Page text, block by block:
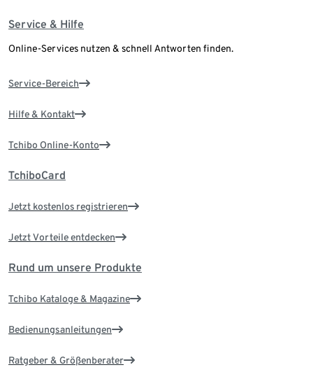
Service & Hilfe
Online-Services nutzen & schnell Antworten finden.
Service-Bereich
Hilfe & Kontakt
Tchibo Online-Konto
TchiboCard
Jetzt kostenlos registrieren
Jetzt Vorteile entdecken
Rund um unsere Produkte
Tchibo Kataloge & Magazine
Bedienungsanleitungen
Ratgeber & Größenberater